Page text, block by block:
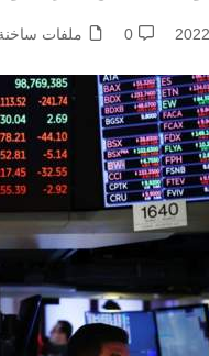
0 ملفات